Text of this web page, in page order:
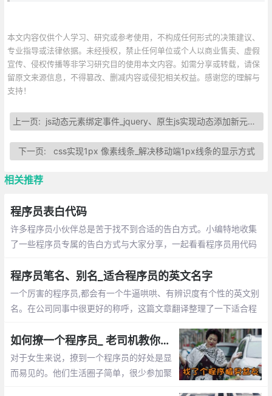
本文内容仅供个人学习、研究或参考使用，不构成任何形式的决策建议、
专业指导或法律依据。未经授权，禁止任何单位或个人以商业售卖、虚假
宣传、侵权传播等非学习研究目的使用本文内容。如需分享或转载，请保
留原文来源信息，不得篡改、删减内容或侵犯相关权益。感谢您的理解与
支持！
上一页: js动态元素绑定事件_jquery、原生js实现动态添加新元素_监听事件
下一页: css实现1px 像素线条_解决移动端1px线条的显示方式
相关推荐
程序员表白代码
许多程序员小伙伴总是苦于找不到合适的告白方式。小编特地收集
了一些程序员专属的告白方式与大家分享，一起看看程序员用代码
程序员笔名、别名_适合程序员的英文名字
一个厉害的程序员,都会有一个牛逼哄哄、有辨识度有个性的英文别
名。在公司同事中很更好的称呼，这篇文章翻译整理了一下适合程
如何撩一个程序员_ 老司机教你怎么追程序员
对于女生来说，撩到一个程序员的好处是显
而易见的。他们生活圈子简单，很少参加聚